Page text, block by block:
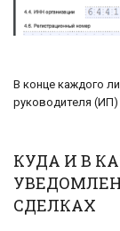
В конце каждого
руководителя (ИП)
КУДА И В
СДЕЛКАХ